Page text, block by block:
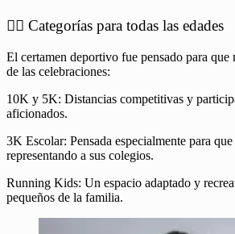
🏃‍♂️ Categorías para todas las edades
El certamen deportivo fue pensado para que
de las celebraciones:
10K y 5K: Distancias competitivas y
aficionados.
3K Escolar: Pensada especialmente para
representando a sus colegios.
Running Kids: Un espacio adaptado y
pequeños de la familia.